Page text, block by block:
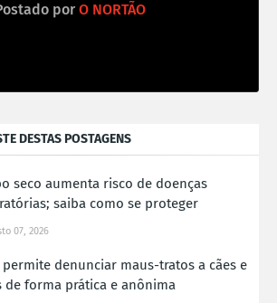
por O NORTÃO
DESTAS POSTAGENS
seco aumenta risco de doenças
saiba como se proteger
07, 2026
permite denunciar maus-tratos a cães e
de forma prática e anônima